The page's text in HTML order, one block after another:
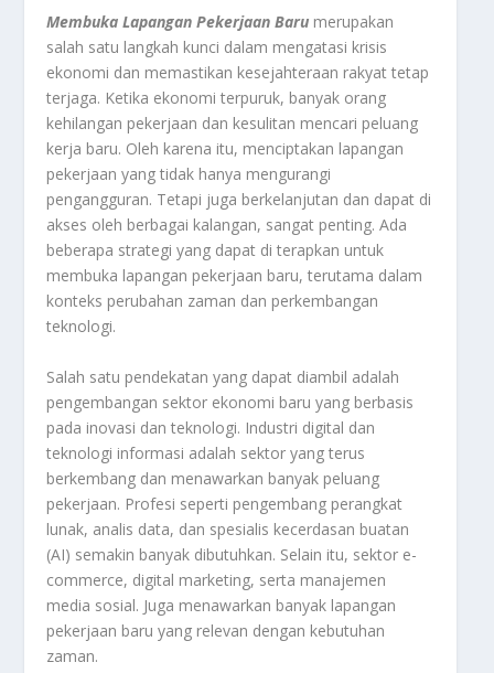
Membuka Lapangan Pekerjaan Baru merupakan
salah satu langkah kunci dalam mengatasi krisis
ekonomi dan memastikan kesejahteraan rakyat tetap
terjaga. Ketika ekonomi terpuruk, banyak orang
kehilangan pekerjaan dan kesulitan mencari peluang
kerja baru. Oleh karena itu, menciptakan lapangan
pekerjaan yang tidak hanya mengurangi
pengangguran. Tetapi juga berkelanjutan dan dapat di
akses oleh berbagai kalangan, sangat penting. Ada
beberapa strategi yang dapat di terapkan untuk
membuka lapangan pekerjaan baru, terutama dalam
konteks perubahan zaman dan perkembangan
teknologi.
Salah satu pendekatan yang dapat diambil adalah
pengembangan sektor ekonomi baru yang berbasis
pada inovasi dan teknologi. Industri digital dan
teknologi informasi adalah sektor yang terus
berkembang dan menawarkan banyak peluang
pekerjaan. Profesi seperti pengembang perangkat
lunak, analis data, dan spesialis kecerdasan buatan
(AI) semakin banyak dibutuhkan. Selain itu, sektor e-
commerce, digital marketing, serta manajemen
media sosial. Juga menawarkan banyak lapangan
pekerjaan baru yang relevan dengan kebutuhan
zaman.